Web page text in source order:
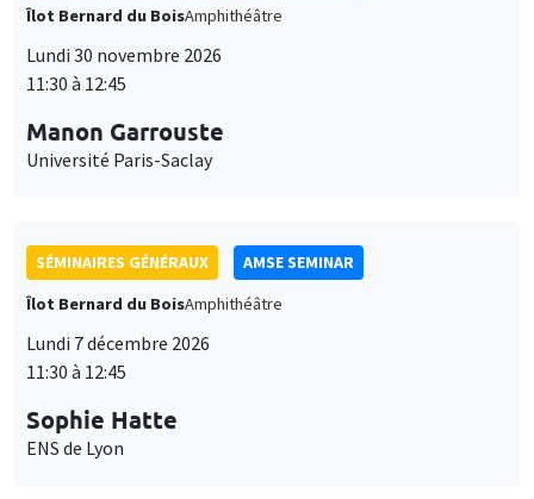
Îlot Bernard du BoisAmphithéâtre
Lundi 30 novembre 2026
11:30 à 12:45
Manon Garrouste
Université Paris-Saclay
SÉMINAIRES GÉNÉRAUX
AMSE SEMINAR
Îlot Bernard du BoisAmphithéâtre
Lundi 7 décembre 2026
11:30 à 12:45
Sophie Hatte
ENS de Lyon